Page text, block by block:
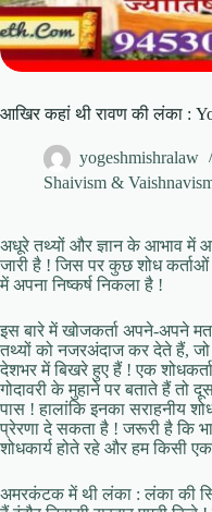
आखिर कहां थी रावण की लंका :
yogeshmishralaw
Shaivism &
अधूरे तथ्यों और ज्ञान के आभाव में
जारी है ! जिस पर कुछ शोध
में अपना निष्कर्ष निकला है !
इस बारे में खोजकर्ता अपने-अपने
तथ्‍यों को नजरअंदाज कर देते हैं, जो
देशभर में बिखरे हुए हैं ! एक
गोदावरी के मुहाने पर बताते हैं
पास ! हालांकि इनका सराहनीय
प्रेरणा दे सकता है ! जरूरी है कि
शोधकार्य होते रहे और हम किसी
अमरकंटक में थी लंका : लंका की